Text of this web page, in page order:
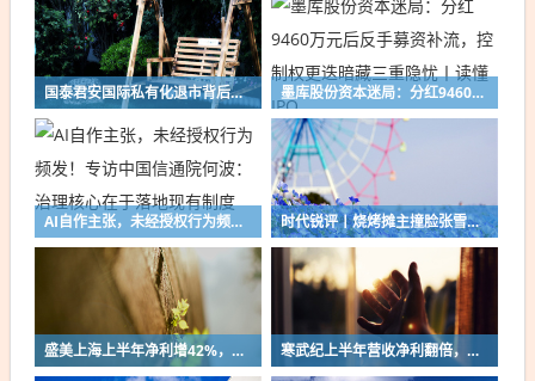
国泰君安国际私有化退市背后：“牛市旗手”抢滩境外，约10家上市券商增资香港子公司 墨库股份资本迷局：分红9460万元后反手募资补流，控制权更迭暗藏三重隐忧丨读懂IPO
AI自作主张，未经授权行为频发！专访中国信通院何波：治理核心在于落地现有制度 时代锐评丨烧烤摊主撞脸张雪峰刷屏：所谓“缅怀”是对家属的二次伤害
盛美上海上半年净利增42%，扣非净利反降15%，投资收益成主要推手 寒武纪上半年营收净利翻倍，净利润23亿元，同比增123%